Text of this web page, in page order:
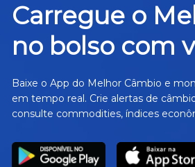
Carregue o
no bolso com
Baixe o App do Melhor Câmbio e
em tempo real. Crie alertas de
consulte commodities, índices